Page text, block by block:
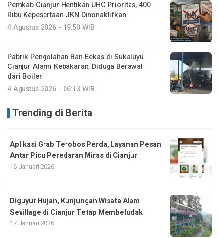
Pemkab Cianjur Hentikan UHC Prioritas, 400
Ribu Kepesertaan JKN Dinonaktifkan
4 Agustus 2026 - 19:50 WIB
Pabrik Pengolahan Ban Bekas di Sukaluyu
Cianjur Alami Kebakaran, Diduga Berawal
dari Boiler
4 Agustus 2026 - 06:13 WIB
Trending di Berita
Aplikasi Grab Terobos Perda, Layanan Pesan
Antar Picu Peredaran Miras di Cianjur
16 Januari 2026
Diguyur Hujan, Kunjungan Wisata Alam
Sevillage di Cianjur Tetap Membeludak
17 Januari 2026